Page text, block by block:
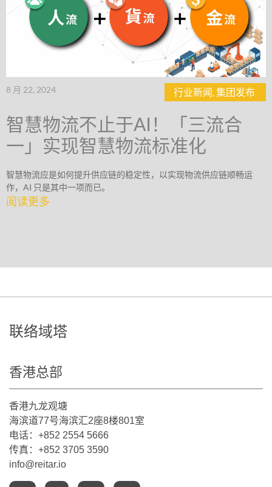
8 月 22, 2024 行业新闻,集团发布
智慧物流不止于AI！「三流合
一」实现智慧物流标准化
智慧物流应是如何提升供应链的稳定性，以实现物流供应链顺畅运
作，AI 只是其中一项而已。
阅读更多
联络域塔
香港总部
香港九龙观塘
海滨道77号海滨汇2座8楼801室
电话：+852 2554 5666
传真：+852 3705 3590
info@reitar.io